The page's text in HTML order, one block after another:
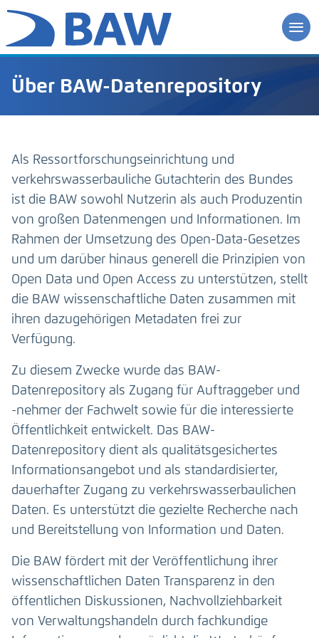
Über BAW-Datenrepository
Als Ressortforschungseinrichtung und
verkehrswasserbauliche Gutachterin des Bundes
ist die BAW sowohl Nutzerin als auch Produzentin
von großen Datenmengen und Informationen. Im
Rahmen der Umsetzung des Open-Data-Gesetzes
und um darüber hinaus generell die Prinzipien von
Open Data und Open Access zu unterstützen, stellt
die BAW wissenschaftliche Daten zusammen mit
ihren dazugehörigen Metadaten frei zur
Verfügung.
Zu diesem Zwecke wurde das BAW-
Datenrepository als Zugang für Auftraggeber und
-nehmer der Fachwelt sowie für die interessierte
Öffentlichkeit entwickelt. Das BAW-
Datenrepository dient als qualitätsgesichertes
Informationsangebot und als standardisierter,
dauerhafter Zugang zu verkehrswasserbaulichen
Daten. Es unterstützt die gezielte Recherche nach
und Bereitstellung von Information und Daten.
Die BAW fördert mit der Veröffentlichung ihrer
wissenschaftlichen Daten Transparenz in den
öffentlichen Diskussionen, Nachvollziehbarkeit
von Verwaltungshandeln durch fachkundige